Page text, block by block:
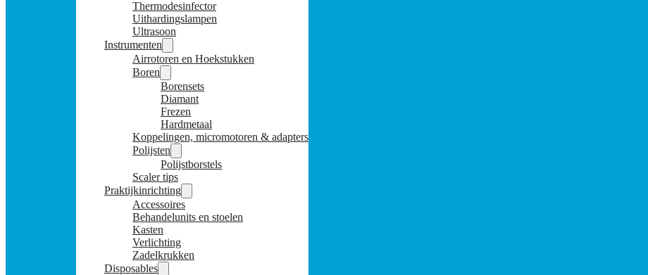
Thermodesinfector
Uithardingslampen
Ultrasoon
Instrumenten
Airrotoren en Hoekstukken
Boren
Borensets
Diamant
Frezen
Hardmetaal
Koppelingen, micromotoren & adapters
Polijsten
Polijstborstels
Scaler tips
Praktijkinrichting
Accessoires
Behandelunits en stoelen
Kasten
Verlichting
Zadelkrukken
Disposables